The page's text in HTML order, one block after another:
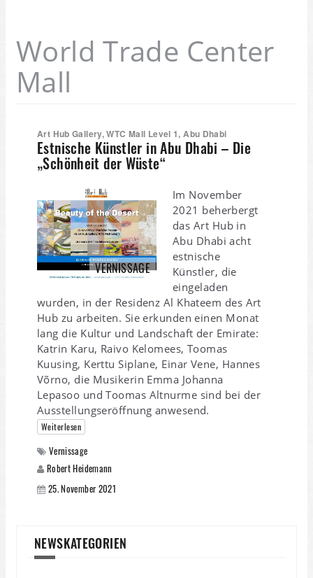
World Trade Center
Mall
Art Hub Gallery, WTC Mall Level 1, Abu Dhabi
Estnische Künstler in Abu Dhabi – Die
„Schönheit der Wüste“
VERNISSAGE
Im November
2021 beherbergt
das Art Hub in
Abu Dhabi acht
estnische
Künstler, die
eingeladen
wurden, in der Residenz Al Khateem des Art
Hub zu arbeiten. Sie erkunden einen Monat
lang die Kultur und Landschaft der Emirate:
Katrin Karu, Raivo Kelomees, Toomas
Kuusing, Kerttu Siplane, Einar Vene, Hannes
Võrno, die Musikerin Emma Johanna
Lepasoo und Toomas Altnurme sind bei der
Ausstellungseröffnung anwesend.
Weiterlesen
Vernissage
Robert Heidemann
25. November 2021
NEWSKATEGORIEN